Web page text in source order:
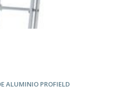
ALUMINIO PROFIELD